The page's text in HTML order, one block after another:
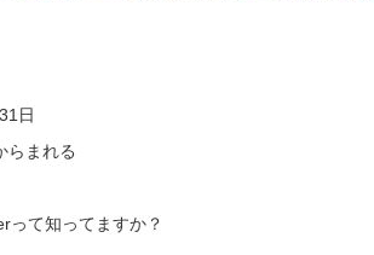
日
らまれる
って知ってますか？